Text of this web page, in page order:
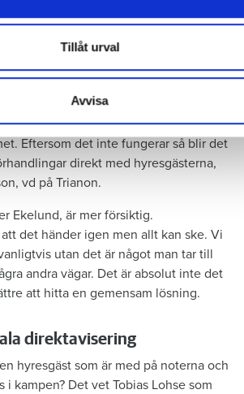
tjänster.
Tillåt urval
Avvisa
Andersson kommer inte att dra sig för
stärker oss i framtiden att så många
inte att tveka att göra det igen. Jag
men jag är kritisk till
Eftersom det inte fungerar så blir det
direkt med hyresgästerna,
vd på Trianon.
Ekelund, är mer försiktig.
det händer igen men allt kan ske. Vi
utan det är något man tar till
andra vägar. Det är absolut inte det
att hitta en gemensam lösning.
direktavisering
hyresgäst som är med på noterna och
i kampen? Det vet Tobias Lohse som